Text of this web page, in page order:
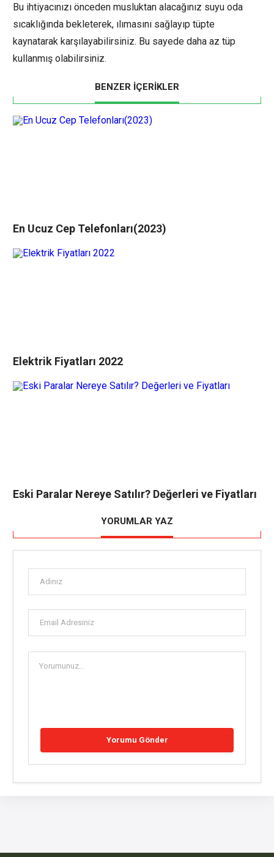
Bu ihtiyacınızı önceden musluktan alacağınız suyu oda
sıcaklığında bekleterek, ılımasını sağlayıp tüpte
kaynatarak karşılayabilirsiniz. Bu sayede daha az tüp
kullanmış olabilirsiniz.
BENZER İÇERİKLER
En Ucuz Cep Telefonları(2023)
Elektrik Fiyatları 2022
Eski Paralar Nereye Satılır? Değerleri ve Fiyatları
YORUMLAR YAZ